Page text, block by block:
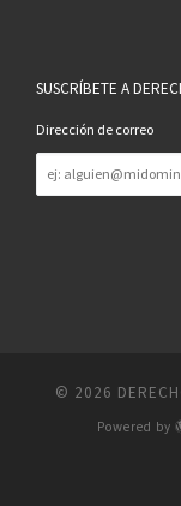
SUSCRÍBETE A
Dirección de correo
de
correo
© 2026
Powered by